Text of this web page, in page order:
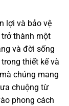
lợi và bảo vệ
thành một
và đời sống
thiết kế và
chúng mang
chuộng từ
phong cách